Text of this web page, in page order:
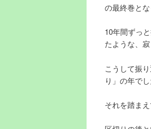
の最終巻と
10年間ずっ
たような、
こうして振
り」の年でし
それを踏ま